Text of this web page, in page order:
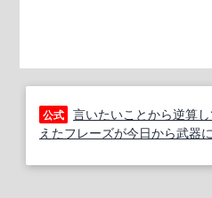
公式 言いたいことから逆算
えたフレーズが今日から武器